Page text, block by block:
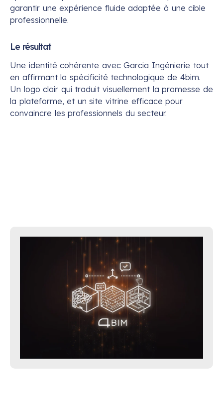
garantir une expérience fluide adaptée à une cible
professionnelle.
Le résultat
Une identité cohérente avec Garcia Ingénierie tout
en affirmant la spécificité technologique de 4bim.
Un logo clair qui traduit visuellement la promesse de
la plateforme, et un site vitrine efficace pour
convaincre les professionnels du secteur.